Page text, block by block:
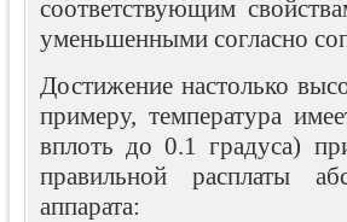
соответствующим
уменьшенными согласно
Достижение настолько
примеру, температура
вплоть до 0.1 градуса)
правильной расплаты
аппарата: